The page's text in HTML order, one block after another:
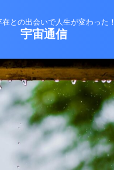
との出会いで人生が変わった！
宇宙通信
津留晃一
晃一